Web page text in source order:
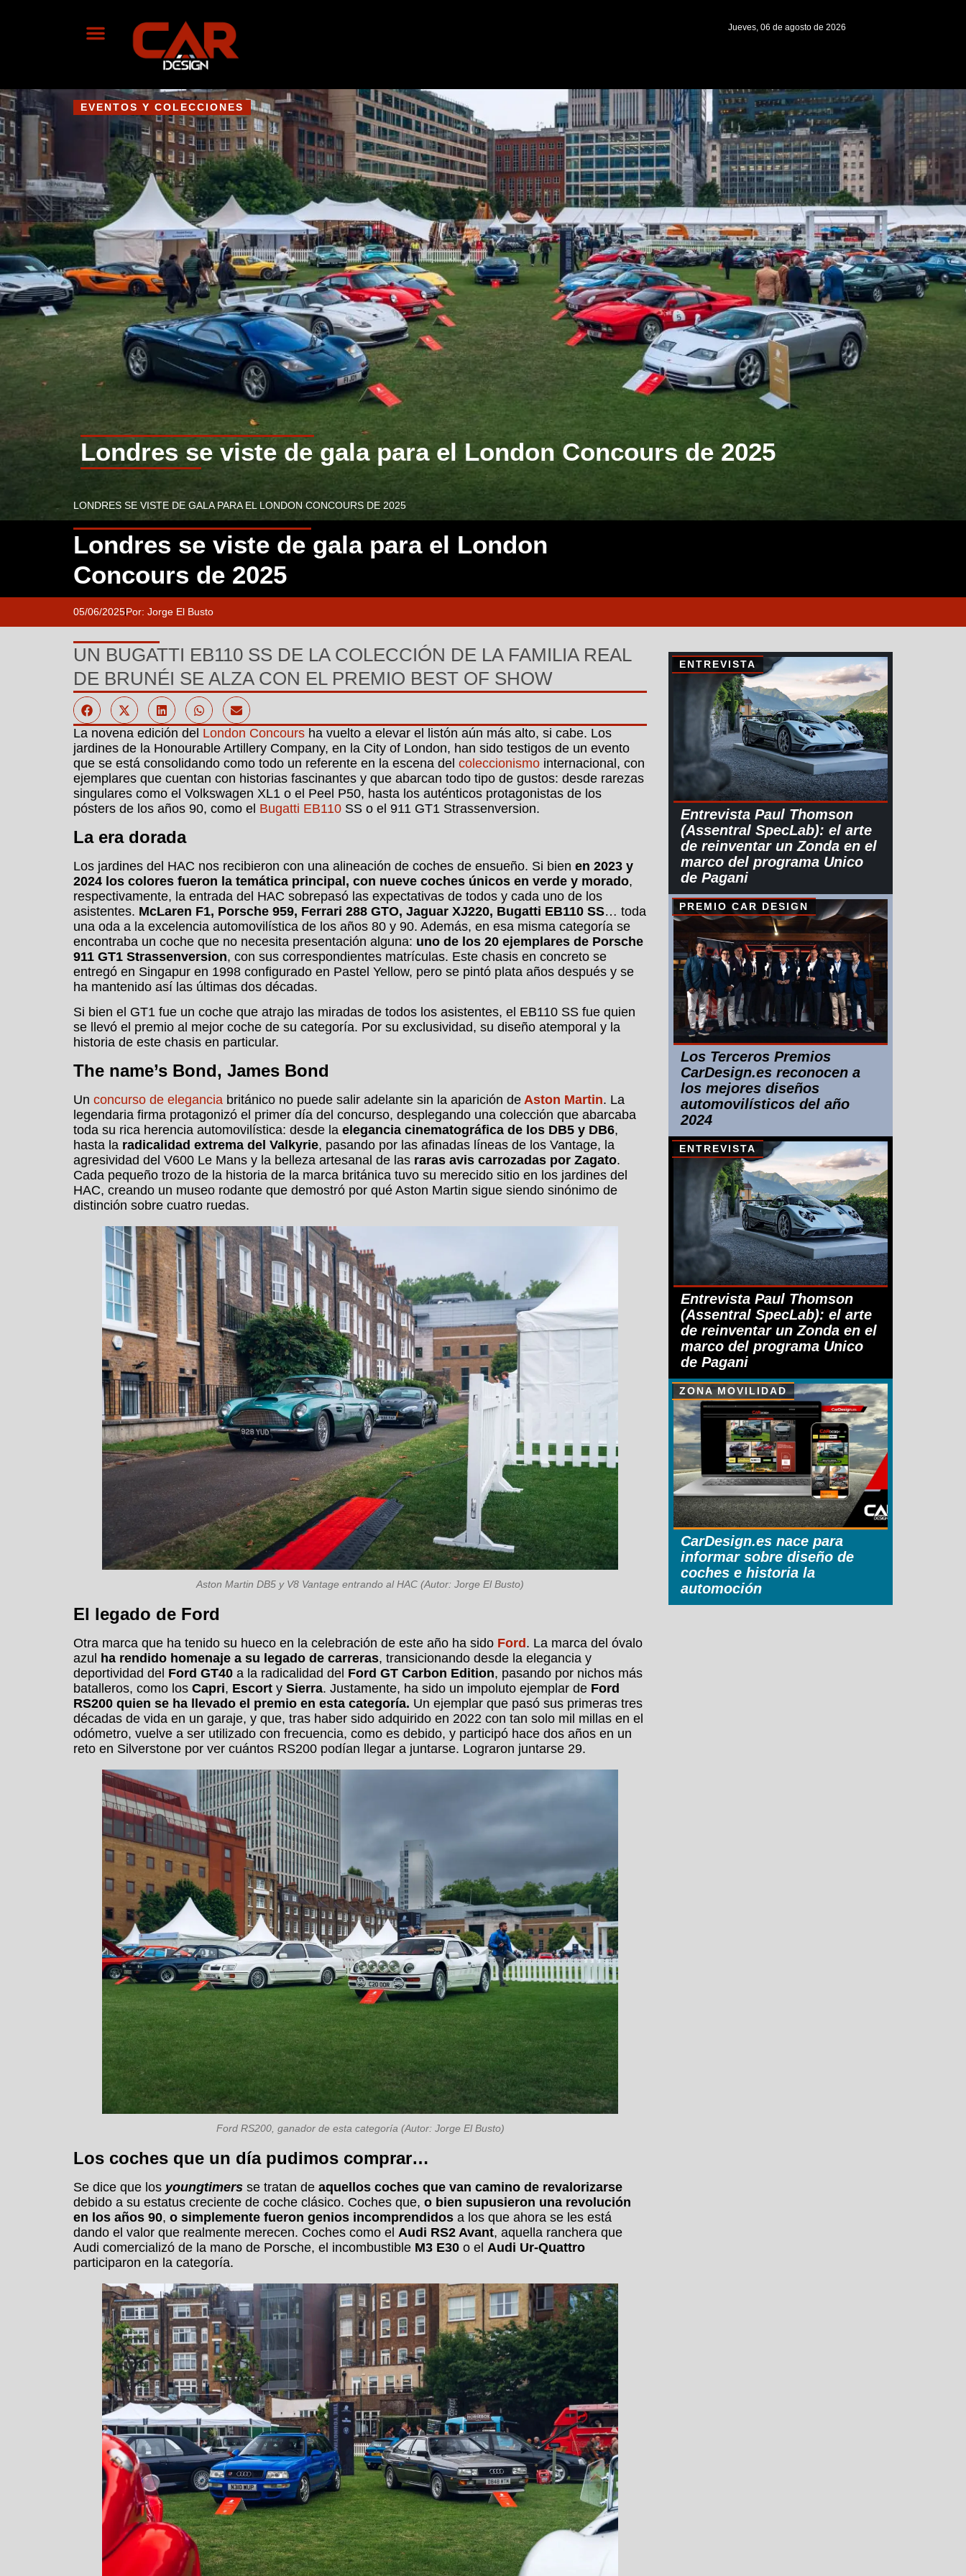
Jueves, 06 de agosto de 2026
EVENTOS Y COLECCIONES
Londres se viste de gala para el London Concours de 2025
LONDRES SE VISTE DE GALA PARA EL LONDON CONCOURS DE 2025
Londres se viste de gala para el London
Concours de 2025
05/06/2025Por: Jorge El Busto
UN BUGATTI EB110 SS DE LA COLECCIÓN DE LA FAMILIA REAL
DE BRUNÉI SE ALZA CON EL PREMIO BEST OF SHOW
La novena edición del London Concours ha vuelto a elevar el listón aún más alto, si cabe. Los
jardines de la Honourable Artillery Company, en la City of London, han sido testigos de un evento
que se está consolidando como todo un referente en la escena del coleccionismo internacional, con
ejemplares que cuentan con historias fascinantes y que abarcan todo tipo de gustos: desde rarezas
singulares como el Volkswagen XL1 o el Peel P50, hasta los auténticos protagonistas de los
pósters de los años 90, como el Bugatti EB110 SS o el 911 GT1 Strassenversion.
La era dorada
Los jardines del HAC nos recibieron con una alineación de coches de ensueño. Si bien en 2023 y
2024 los colores fueron la temática principal, con nueve coches únicos en verde y morado,
respectivamente, la entrada del HAC sobrepasó las expectativas de todos y cada uno de los
asistentes. McLaren F1, Porsche 959, Ferrari 288 GTO, Jaguar XJ220, Bugatti EB110 SS… toda
una oda a la excelencia automovilística de los años 80 y 90. Además, en esa misma categoría se
encontraba un coche que no necesita presentación alguna: uno de los 20 ejemplares de Porsche
911 GT1 Strassenversion, con sus correspondientes matrículas. Este chasis en concreto se
entregó en Singapur en 1998 configurado en Pastel Yellow, pero se pintó plata años después y se
ha mantenido así las últimas dos décadas.
Si bien el GT1 fue un coche que atrajo las miradas de todos los asistentes, el EB110 SS fue quien
se llevó el premio al mejor coche de su categoría. Por su exclusividad, su diseño atemporal y la
historia de este chasis en particular.
The name’s Bond, James Bond
Un concurso de elegancia británico no puede salir adelante sin la aparición de Aston Martin. La
legendaria firma protagonizó el primer día del concurso, desplegando una colección que abarcaba
toda su rica herencia automovilística: desde la elegancia cinematográfica de los DB5 y DB6,
hasta la radicalidad extrema del Valkyrie, pasando por las afinadas líneas de los Vantage, la
agresividad del V600 Le Mans y la belleza artesanal de las raras avis carrozadas por Zagato.
Cada pequeño trozo de la historia de la marca británica tuvo su merecido sitio en los jardines del
HAC, creando un museo rodante que demostró por qué Aston Martin sigue siendo sinónimo de
distinción sobre cuatro ruedas.
Aston Martin DB5 y V8 Vantage entrando al HAC (Autor: Jorge El Busto)
El legado de Ford
Otra marca que ha tenido su hueco en la celebración de este año ha sido Ford . La marca del óvalo
azul
ha rendido homenaje a su legado de carreras, transicionando desde la elegancia y
deportividad del Ford GT40 a la radicalidad del Ford GT Carbon Edition, pasando por nichos más
batalleros, como los Capri, Escort y Sierra. Justamente, ha sido un impoluto ejemplar de Ford
RS200 quien se ha llevado el premio en esta categoría. Un ejemplar que pasó sus primeras tres
décadas de vida en un garaje, y que, tras haber sido adquirido en 2022 con tan solo mil millas en el
odómetro, vuelve a ser utilizado con frecuencia, como es debido, y participó hace dos años en un
reto en Silverstone por ver cuántos RS200 podían llegar a juntarse. Lograron juntarse 29.
Ford RS200, ganador de esta categoría (Autor: Jorge El Busto)
Los coches que un día pudimos comprar…
Se dice que los youngtimers se tratan de aquellos coches que van camino de revalorizarse
debido a su estatus creciente de coche clásico. Coches que, o bien supusieron una revolución
en los años 90, o simplemente fueron genios incomprendidos a los que ahora se les está
dando el valor que realmente merecen. Coches como el Audi RS2 Avant, aquella ranchera que
Audi comercializó de la mano de Porsche, el incombustible M3 E30 o el Audi Ur-Quattro
participaron en la categoría.
ENTREVISTA
Entrevista Paul Thomson
(Assentral SpecLab): el arte
de reinventar un Zonda en el
marco del programa Unico
de Pagani
PREMIO CAR DESIGN
Los Terceros Premios
CarDesign.es reconocen a
los mejores diseños
automovilísticos del año
2024
ENTREVISTA
Entrevista Paul Thomson
(Assentral SpecLab): el arte
de reinventar un Zonda en el
marco del programa Unico
de Pagani
ZONA MOVILIDAD
CarDesign.es nace para
informar sobre diseño de
coches e historia la
automoción